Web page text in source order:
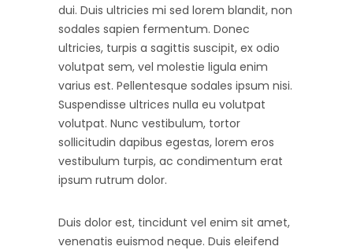
dui. Duis ultricies mi sed lorem blandit, non
sodales sapien fermentum. Donec
ultricies, turpis a sagittis suscipit, ex odio
volutpat sem, vel molestie ligula enim
varius est. Pellentesque sodales ipsum nisi.
Suspendisse ultrices nulla eu volutpat
volutpat. Nunc vestibulum, tortor
sollicitudin dapibus egestas, lorem eros
vestibulum turpis, ac condimentum erat
ipsum rutrum dolor.
Duis dolor est, tincidunt vel enim sit amet,
venenatis euismod neque. Duis eleifend